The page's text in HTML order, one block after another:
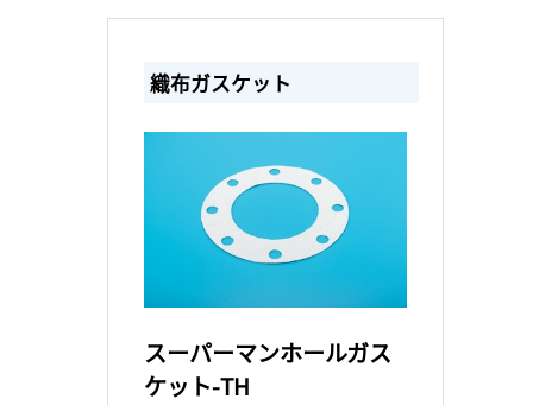
織布ガスケット
スーパーマンホールガス
ケット-TH